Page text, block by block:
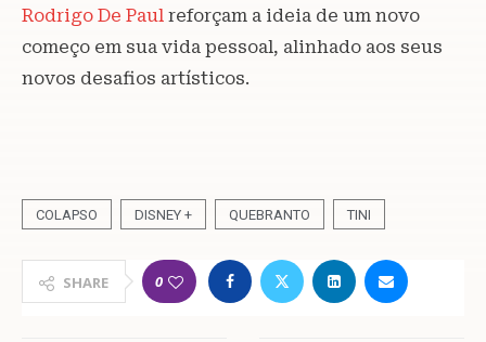
Rodrigo De Paul reforçam a ideia de um novo
começo em sua vida pessoal, alinhado aos seus
novos desafios artísticos.
COLAPSO DISNEY + QUEBRANTO TINI
SHARE 0